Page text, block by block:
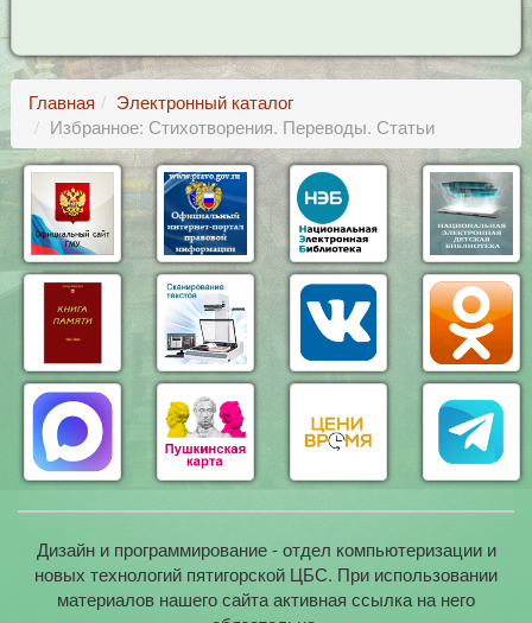
Главная
Электронный каталог
Избранное: Стихотворения. Переводы. Статьи
Дизайн и программирование - отдел компьютеризации и
новых технологий пятигорской ЦБС. При использовании
материалов нашего сайта активная ссылка на него